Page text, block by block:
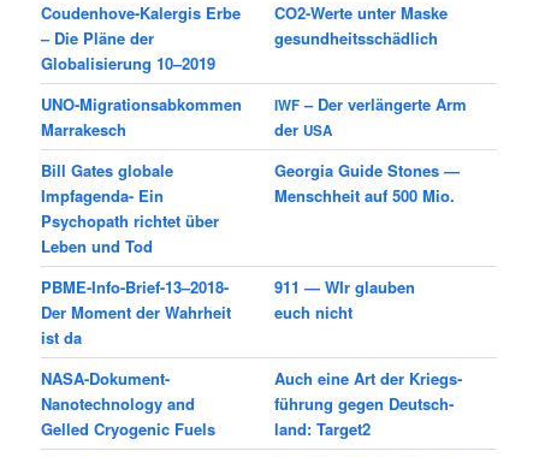
Coudenhove-Kalergis Erbe
– Die Pläne der
Globalisierung 10–2019
CO2-Wer­te unter Mas­ke
gesundheitsschädlich
UNO-Migra­ti­ons­ab­kom­men
Marrakesch
IWF– Der ver­län­ger­te Arm
derUSA
Bill Gates globale
Impfagenda- Ein
Psychopath richtet über
Leben und Tod
Geor­gia Gui­de Stones —
Mensch­heit auf 500 Mio.
PBME-Info-Brief-13–2018-
Der Moment der Wahrheit
ist da
911 — WIr glau­ben
euch nicht
NASA-Dokument-
Nanotechnology and
Gelled Cryogenic Fuels
Auch eine Art der Kriegs­
füh­rung gegen Deutsch­
land: Target2